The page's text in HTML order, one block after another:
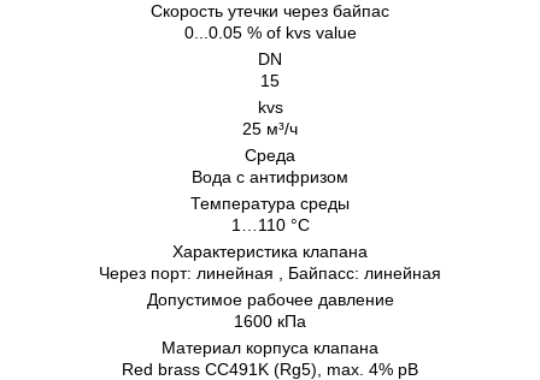
Скорость утечки через байпас
0...0.05 % of kvs value
DN
15
kvs
25 м³/ч
Среда
Bодa с антифризом
Температура среды
1…110 °C
Характеристика клапана
Через порт: линейная , Байпасс: линейная
Допустимое рабочее давление
1600 кПа
Материал корпуса клапана
Red brass CC491K (Rg5), max. 4% pB